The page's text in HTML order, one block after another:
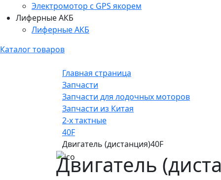
Электромотор c GPS якорем
Лиферные АКБ
Лиферные АКБ
Каталог товаров
Главная страница
Запчасти
Запчасти для лодочных моторов
Запчасти из Китая
2-х тактные
40F
Двигатель (дистанция)40F
Двигатель